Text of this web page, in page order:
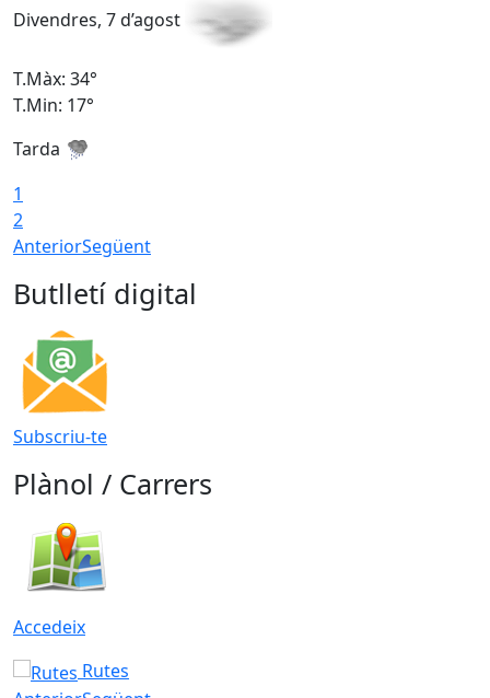
Divendres, 7 d’agost
T.Màx: 34°
T.Min: 17°
Tarda
1
2
AnteriorSegüent
Butlletí digital
Subscriu-te
Plànol / Carrers
Accedeix
Rutes